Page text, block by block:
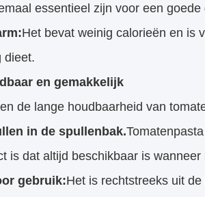
essentieel zijn voor een goede
Het bevat weinig calorieën en is
dieet.
en gemakkelijk
de lange houdbaarheid van
in de spullenbak.
is dat altijd beschikbaar is wanneer
gebruik:Het is rechtstreeks uit